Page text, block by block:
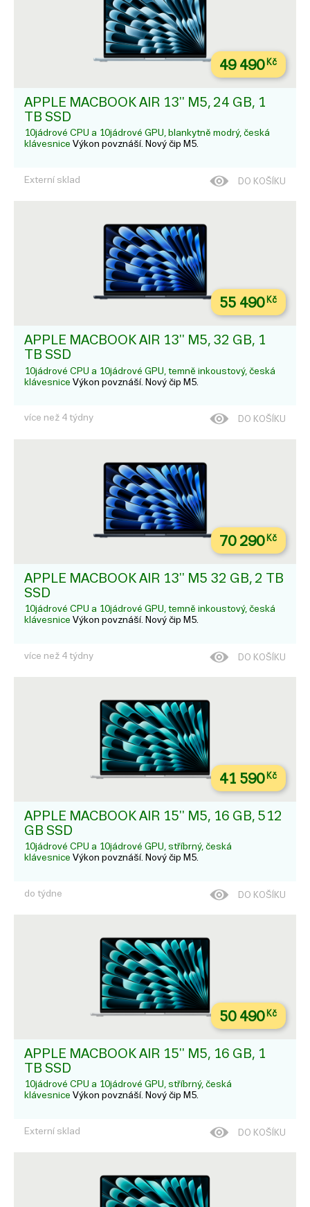
49 490Kč
APPLE MACBOOK AIR 13'' M5, 24 GB, 1
TB SSD
10jádrové CPU a 10jádrové GPU, blankytně modrý, česká
klávesnice Výkon povznáší. Nový čip M5.
Externí sklad DO KOŠÍKU
55 490Kč
APPLE MACBOOK AIR 13'' M5, 32 GB, 1
TB SSD
10jádrové CPU a 10jádrové GPU, temně inkoustový, česká
klávesnice Výkon povznáší. Nový čip M5.
více než 4 týdny DO KOŠÍKU
70 290Kč
APPLE MACBOOK AIR 13'' M5 32 GB, 2 TB
SSD
10jádrové CPU a 10jádrové GPU, temně inkoustový, česká
klávesnice Výkon povznáší. Nový čip M5.
více než 4 týdny DO KOŠÍKU
41 590Kč
APPLE MACBOOK AIR 15'' M5, 16 GB, 512
GB SSD
10jádrové CPU a 10jádrové GPU, stříbrný, česká
klávesnice Výkon povznáší. Nový čip M5.
do týdne DO KOŠÍKU
50 490Kč
APPLE MACBOOK AIR 15'' M5, 16 GB, 1
TB SSD
10jádrové CPU a 10jádrové GPU, stříbrný, česká
klávesnice Výkon povznáší. Nový čip M5.
Externí sklad DO KOŠÍKU